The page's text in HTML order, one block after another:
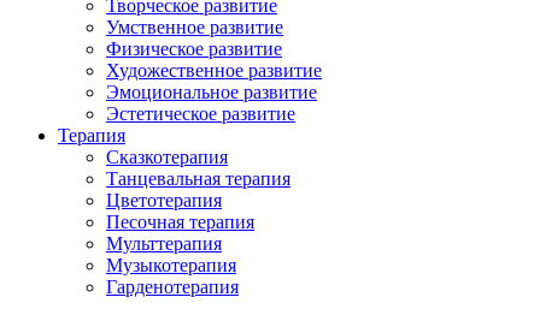
Творческое развитие
Умственное развитие
Физическое развитие
Художественное развитие
Эмоциональное развитие
Эстетическое развитие
Терапия
Сказкотерапия
Танцевальная терапия
Цветотерапия
Песочная терапия
Мульттерапия
Музыкотерапия
Гарденотерапия